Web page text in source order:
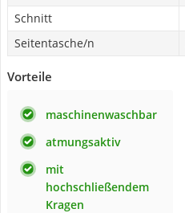
Schnitt
Seitentasche/n
Vorteile
maschinenwaschbar
atmungsaktiv
mit
hochschließendem
Kragen